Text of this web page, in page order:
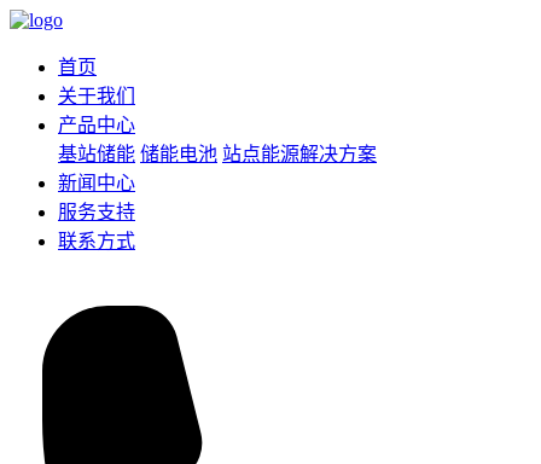
首页
关于我们
产品中心
基站储能 储能电池 站点能源解决方案
新闻中心
服务支持
联系方式